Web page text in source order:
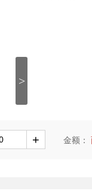
>
金额：